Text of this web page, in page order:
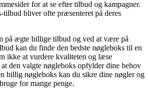
for at se efter tilbud og kampagner.
tilbud bliver ofte præsenteret på deres
på ægte billige tilbud og ved at være på
kan du finde den bedste nøgleboks til en
ikke at vurdere kvaliteten og læse
den valgte nøgleboks opfylder dine behov
billig nøgleboks kan du sikre dine nøgler og
for mange penge.